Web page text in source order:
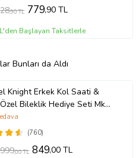
,90 TL 779,90 TL
Başlayan Taksitlerle
Bunları da Aldı
Knight Erkek Kol Saati &
Bileklik Hediye Seti Mk
(760)
999,00 TL 849,00 TL